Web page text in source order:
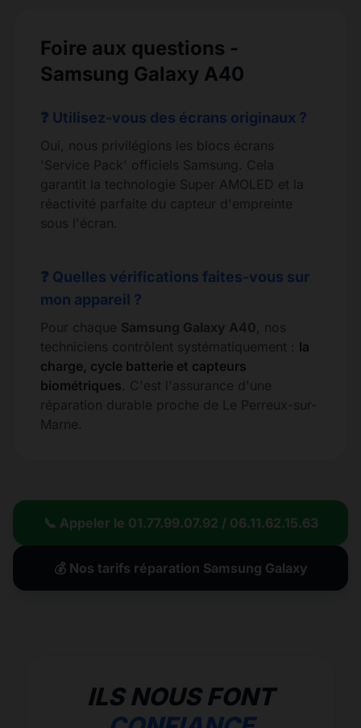
Foire aux questions -
Samsung Galaxy A40
❓ Utilisez-vous des écrans originaux ?
Oui, nous privilégions les blocs écrans
'Service Pack' officiels Samsung. Cela
garantit la technologie Super AMOLED et la
réactivité parfaite du capteur d'empreinte
sous l'écran.
❓ Quelles vérifications faites-vous sur
mon appareil ?
Pour chaque Samsung Galaxy A40, nos
techniciens contrôlent systématiquement : la
charge, cycle batterie et capteurs
biométriques. C'est l'assurance d'une
réparation durable proche de Le Perreux-sur-
Marne.
📞 Appeler le 01.77.99.07.92 / 06.11.62.15.63
💰 Nos tarifs réparation Samsung Galaxy
ILS NOUS FONT